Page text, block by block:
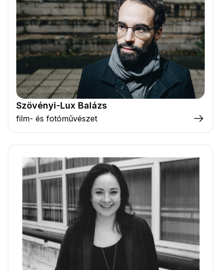
Szövényi-Lux Balázs
film- és fotóművészet